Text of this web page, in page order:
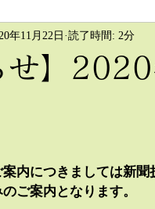
せ】
年11月22日 読了時間: 2分
内につきましては新
ご案内となります。